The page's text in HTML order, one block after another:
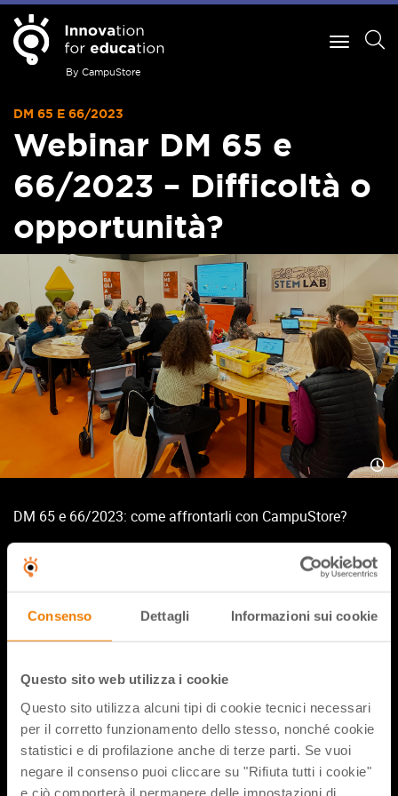
Consenso Dettagli Informazioni sui cookie
Questo sito web utilizza i cookie
Questo sito utilizza alcuni tipi di cookie tecnici necessari
per il corretto funzionamento dello stesso, nonché cookie
statistici e di profilazione anche di terze parti. Se vuoi
negare il consenso puoi cliccare su "Rifiuta tutti i cookie"
e ciò comporterà il permanere delle impostazioni di
By CampuStore
DM 65 E 66/2023
Webinar DM 65 e
66/2023 – Difficoltà o
opportunità?
DM 65 e 66/2023: come affrontarli con CampuStore?
serenità questo nuovo percorso insieme a noi.
pronte a disposizione delle scuole per questi bandi e le
regole e le limitazioni a cui CampuStore si atterrà per